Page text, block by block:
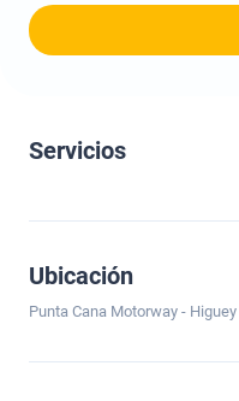
Servicios
Ubicación
Punta Cana Motorway - Higuey